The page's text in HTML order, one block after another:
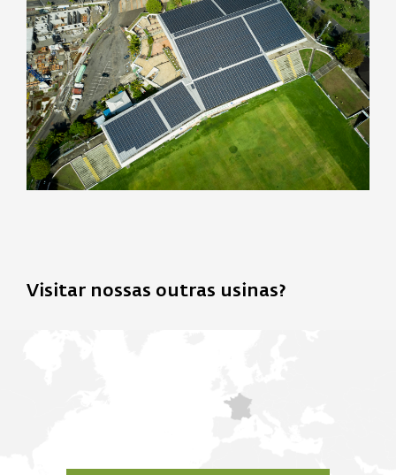
Visitar nossas outras usinas?